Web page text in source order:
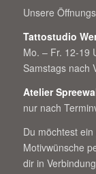
Unsere
Tattostudio
Mo. – Fr. 12-19
Samstags nach
Atelier
nur nach
Du möchtest
Motivwünsche
dir in